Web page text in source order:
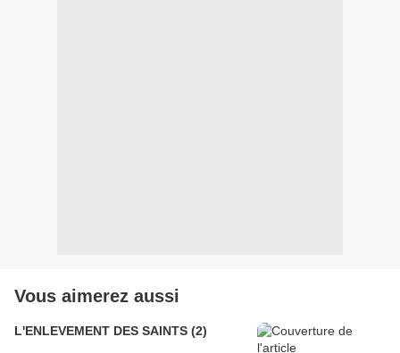
Vous aimerez aussi
L'ENLEVEMENT DES SAINTS (2)